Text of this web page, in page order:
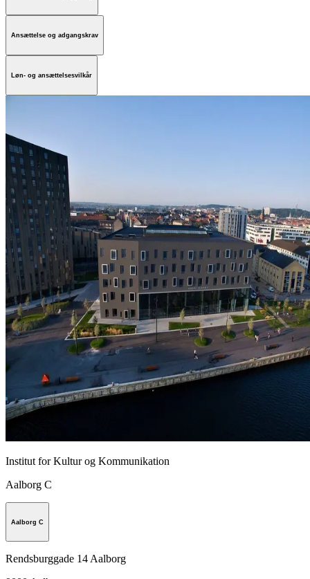
Ansættelse og adgangskrav
Løn- og ansættelsesvilkår
Institut for Kultur og Kommunikation
Aalborg C
Aalborg C
Rendsburggade 14 Aalborg